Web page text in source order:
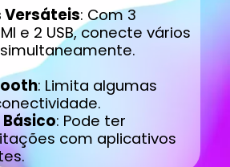
Versáteis: Com 3
e 2 USB, conecte vários
: Limita algumas
: Pode ter
com aplicativos